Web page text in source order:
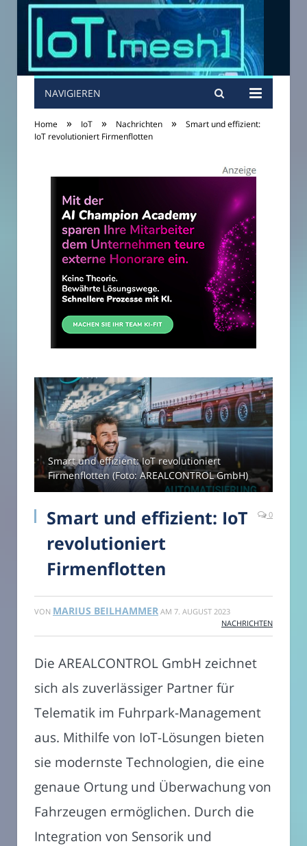
NAVIGIEREN
Home » IoT » Nachrichten »
Smart und effizient:
IoT revolutioniert Firmenflotten
Smart und effizient: IoT revolutioniert
Firmenflotten (Foto: AREALCONTROL GmbH)
Smart und effizient: IoT
revolutioniert
Firmenflotten
0
VON MARIUS BEILHAMMER AM 7. AUGUST 2023
NACHRICHTEN
Die AREALCONTROL GmbH zeichnet
sich als zuverlässiger Partner für
Telematik im Fuhrpark-Management
aus. Mithilfe von IoT-Lösungen bieten
sie modernste Technologien, die eine
genaue Ortung und Überwachung von
Fahrzeugen ermöglichen. Durch die
Integration von Sensorik und